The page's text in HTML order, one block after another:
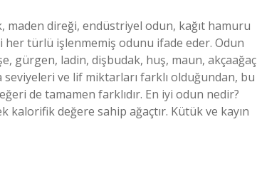
direği, endüstriyel odun, kağıt hamuru
türlü işlenmemiş odunu ifade eder. Odun
gürgen, ladin, dişbudak, huş, maun, akçaağaç
seviyeleri ve lif miktarları farklı olduğundan, bu
de tamamen farklıdır. En iyi odun nedir?
kalorifik değere sahip ağaçtır. Kütük ve kayın